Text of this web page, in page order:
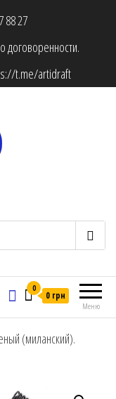
88 27
договоренности.
t.me/artidraft
Меню
0
0 грн
(миланский).